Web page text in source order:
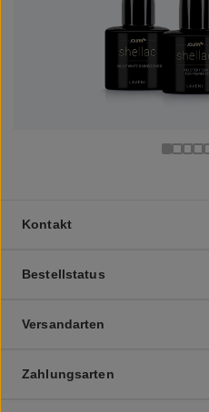
Kontakt
Bestellstatus
Versandarten
Zahlungsarten